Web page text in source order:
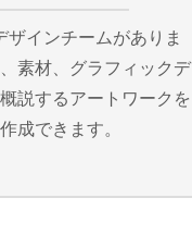
ザインチームがありま
素材、グラフィックデ
説するアートワークを
作成できます。